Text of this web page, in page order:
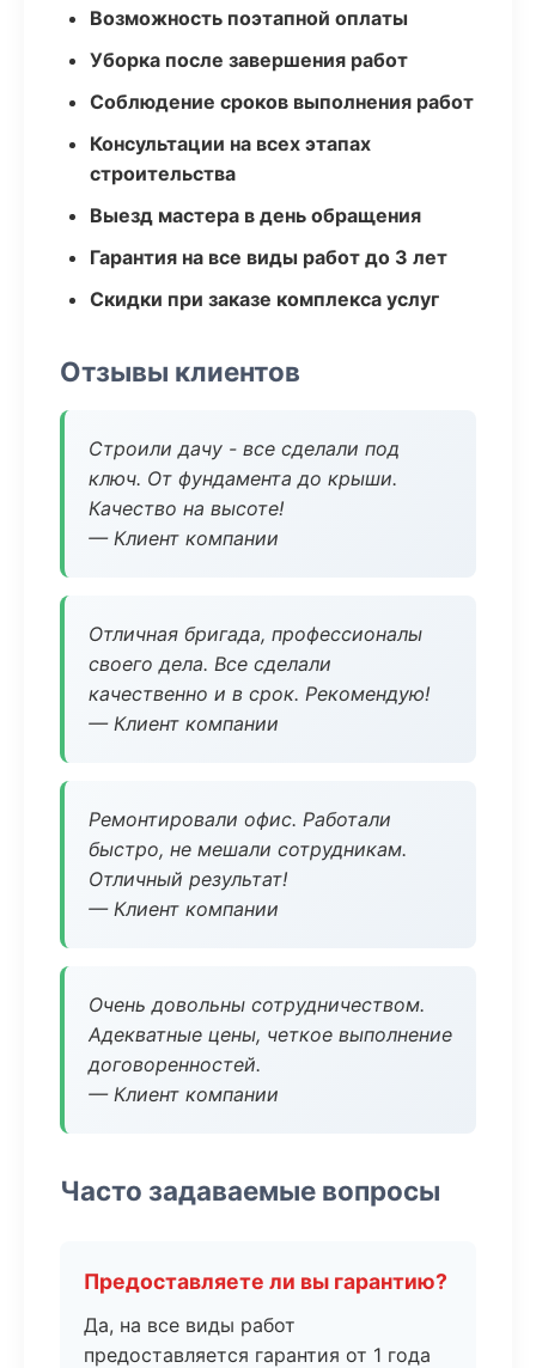
Возможность поэтапной оплаты
Уборка после завершения работ
Соблюдение сроков выполнения работ
Консультации на всех этапах
строительства
Выезд мастера в день обращения
Гарантия на все виды работ до 3 лет
Скидки при заказе комплекса услуг
Отзывы клиентов
Строили дачу - все сделали под
ключ. От фундамента до крыши.
Качество на высоте!
— Клиент компании
Отличная бригада, профессионалы
своего дела. Все сделали
качественно и в срок. Рекомендую!
— Клиент компании
Ремонтировали офис. Работали
быстро, не мешали сотрудникам.
Отличный результат!
— Клиент компании
Очень довольны сотрудничеством.
Адекватные цены, четкое выполнение
договоренностей.
— Клиент компании
Часто задаваемые вопросы
Предоставляете ли вы гарантию?
Да, на все виды работ
предоставляется гарантия от 1 года